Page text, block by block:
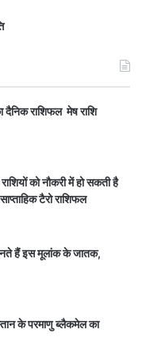
राशिफल मेष राशि
को नौकरी में हो सकती है
टैरो राशिफल
हैं इस मूलांक के जातक,
के परमाणु ब्लैकमेल का